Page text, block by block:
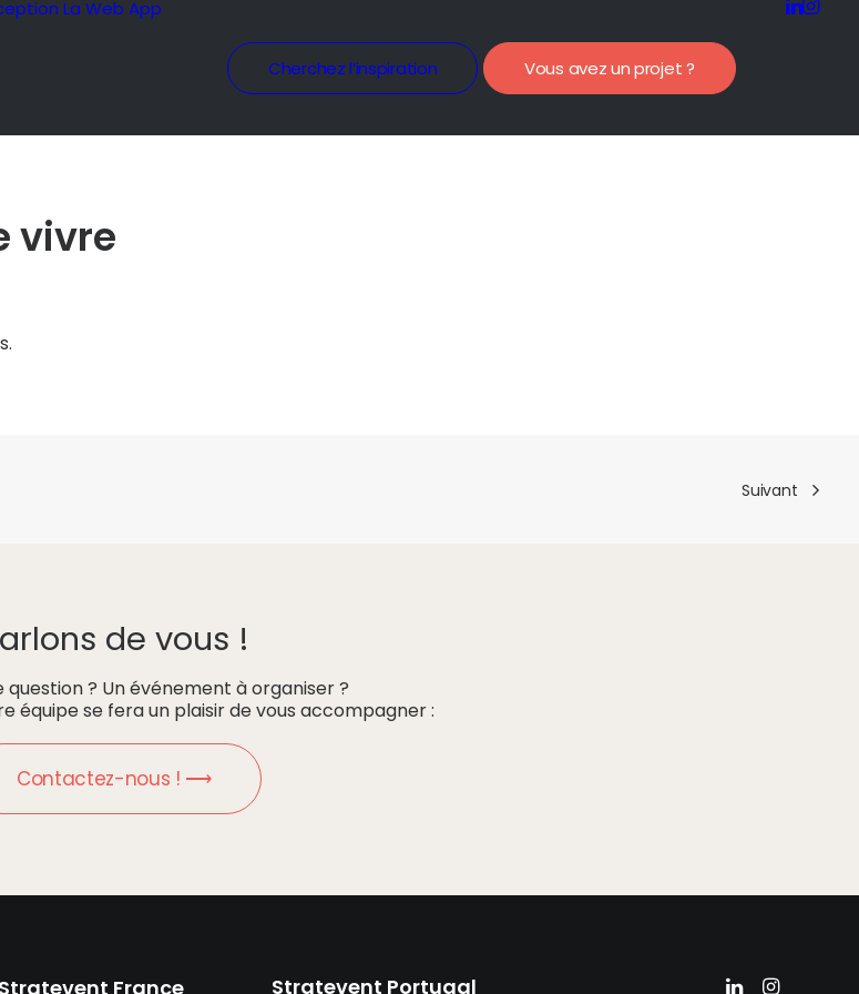
La Web App
Cherchez l’inspiration Vous avez un projet ?
vivre
Suivant
de vous !
question ? Un événement à organiser ?
équipe se fera un plaisir de vous accompagner :
Contactez-nous ! ⟶
Stratevent France Stratevent Portugal